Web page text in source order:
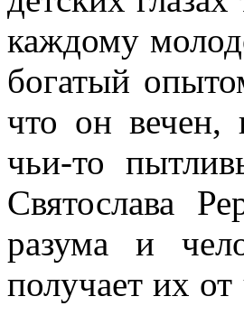
каждому
богатый
что он вечен,
чьи-то
Святослава
разума и
получает их от